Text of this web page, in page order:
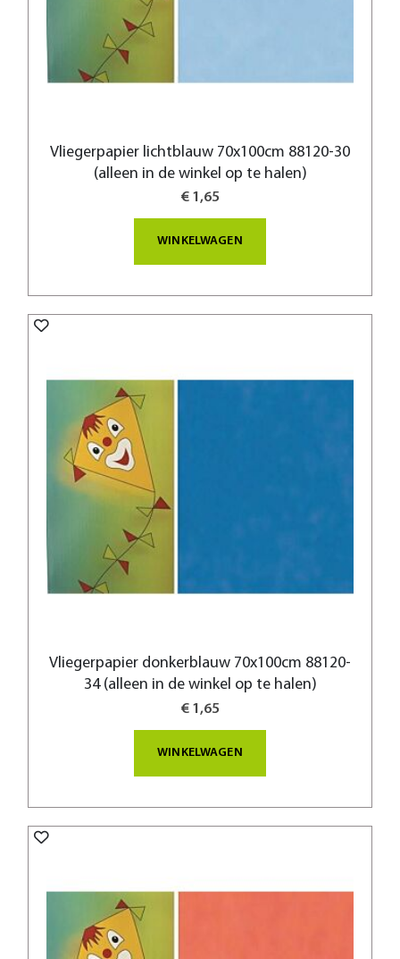
Vliegerpapier lichtblauw 70x100cm 88120-30
(alleen in de winkel op te halen)
€ 1,65
WINKELWAGEN
Vliegerpapier donkerblauw 70x100cm 88120-
34 (alleen in de winkel op te halen)
€ 1,65
WINKELWAGEN